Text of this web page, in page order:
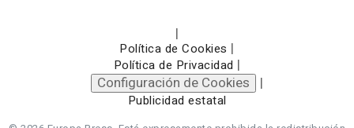
|
Política de Cookies |
Política de Privacidad |
Configuración de Cookies |
Publicidad estatal